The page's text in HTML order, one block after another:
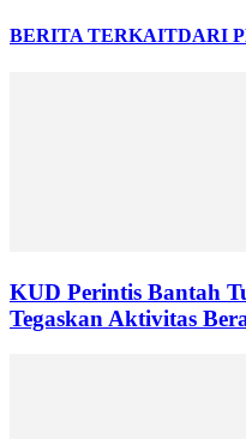
BERITA TERKAITDARI
KUD Perintis Bantah
Tegaskan Aktivitas